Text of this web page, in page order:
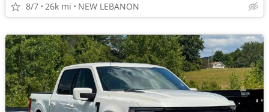
8/7 26k mi NEW LEBANON